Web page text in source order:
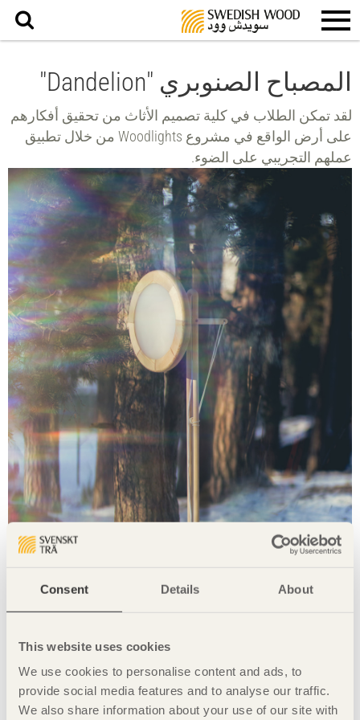
Consent Details About
This website uses cookies
We use cookies to personalise content and ads, to
provide social media features and to analyse our traffic.
We also share information about your use of our site with
بحث
المصباح الصنوبري "Dandelion"
لقد تمكن الطلاب في كلية تصميم الأثاث من تحقيق أفكارهم
على أرض الواقع في مشروع Woodlights من خلال تطبيق
عملهم التجريبي على الضوء.
تم تصميم " Dandelion" بواسطة ليندا آنجو تصوير: أولوف غريند.